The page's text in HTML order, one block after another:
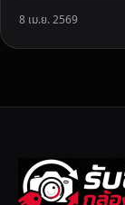
8 เม.ย. 2569